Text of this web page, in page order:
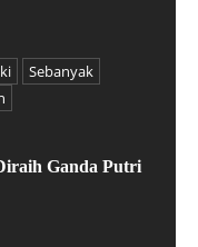
Sebanyak
Ganda Putri